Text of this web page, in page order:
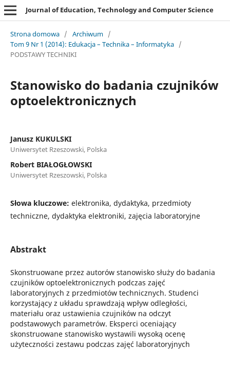
Journal of Education, Technology and Computer Science
Strona domowa / Archiwum /
Tom 9 Nr 1 (2014): Edukacja – Technika – Informatyka /
PODSTAWY TECHNIKI
Stanowisko do badania czujników
optoelektronicznych
Janusz KUKULSKI
Uniwersytet Rzeszowski, Polska
Robert BIAŁOGŁOWSKI
Uniwersytet Rzeszowski, Polska
Słowa kluczowe: elektronika, dydaktyka, przedmioty
techniczne, dydaktyka elektroniki, zajęcia laboratoryjne
Abstrakt
Skonstruowane przez autorów stanowisko służy do badania
czujników optoelektronicznych podczas zajęć
laboratoryjnych z przedmiotów technicznych. Studenci
korzystający z układu sprawdzają wpływ odległości,
materiału oraz ustawienia czujników na odczyt
podstawowych parametrów. Eksperci oceniający
skonstruowane stanowisko wystawili wysoką ocenę
użyteczności zestawu podczas zajęć laboratoryjnych